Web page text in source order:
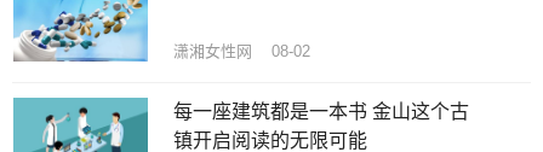
潇湘女性网 08-02
每一座建筑都是一本书 金山这个古
镇开启阅读的无限可能